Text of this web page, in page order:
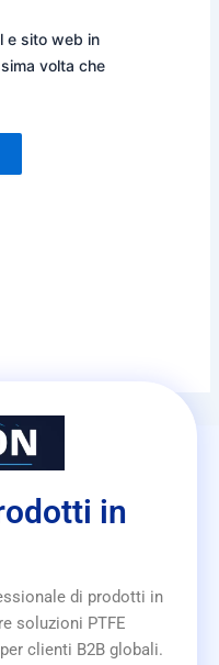
e sito web in
volta che
in
di prodotti in
soluzioni PTFE
clienti B2B globali.